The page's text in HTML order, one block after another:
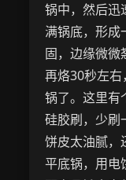
锅中，然后迅
满锅底，形成
固，边缘微微
再烙30秒左
锅了。这里有
硅胶刷，少刷
饼皮太油腻，
平底锅，用电